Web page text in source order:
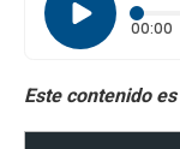
00:00